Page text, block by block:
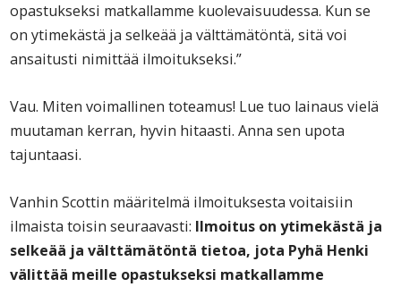
opastukseksi matkallamme kuolevaisuudessa. Kun se
on ytimekästä ja selkeää ja välttämätöntä, sitä voi
ansaitusti nimittää ilmoitukseksi.”
Vau. Miten voimallinen toteamus! Lue tuo lainaus vielä
muutaman kerran, hyvin hitaasti. Anna sen upota
tajuntaasi.
Vanhin Scottin määritelmä ilmoituksesta voitaisiin
ilmaista toisin seuraavasti: Ilmoitus on ytimekästä ja
selkeää ja välttämätöntä tietoa, jota Pyhä Henki
välittää meille opastukseksi matkallamme